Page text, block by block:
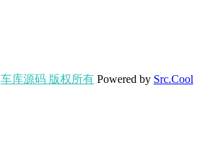
车库源码 版权所有 Powered by Src.Cool